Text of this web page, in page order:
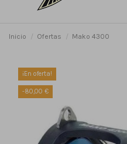
Inicio Ofertas Mako 4300
¡En oferta!
-80,00 €